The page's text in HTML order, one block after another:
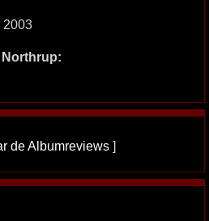
2003
Northrup:
de Albumreviews ]